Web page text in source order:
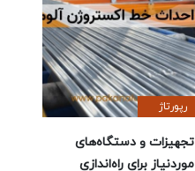
رپورتاژ
تجهیزات و دستگاه‌های
موردنیاز برای راه‌اندازی